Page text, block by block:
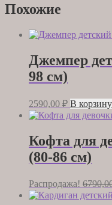
Похожие
Джемпер
98 см)
2590,00 ₽ В корзину
Кофта для
(80-86 см)
Распродажа!